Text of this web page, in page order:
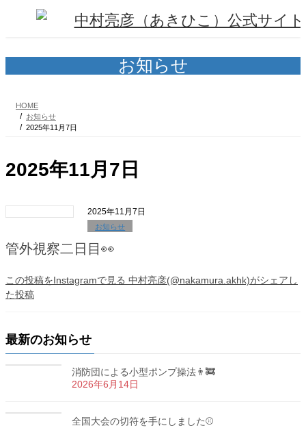
ツ
シ
お知らせ
HOME
お知らせ
2025年11月7日
2025年11月7日
2025年11月7日
お知らせ
管外視察二日目👀
この投稿をInstagramで見る 中村亮彦(@nakamura.akhk)がシェアし
た投稿
最新のお知らせ
消防団による小型ポンプ操法👨‍🚒
2026年6月14日
全国大会の切符を手にしました⚾